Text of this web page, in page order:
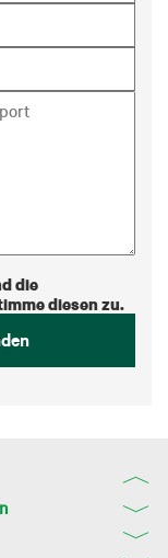
die
diesen zu.